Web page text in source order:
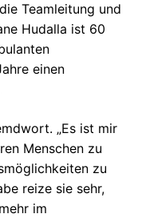
Teamleitung und
Hudalla ist 60
einen
„Es ist mir
Menschen zu
zu
reize sie sehr,
im